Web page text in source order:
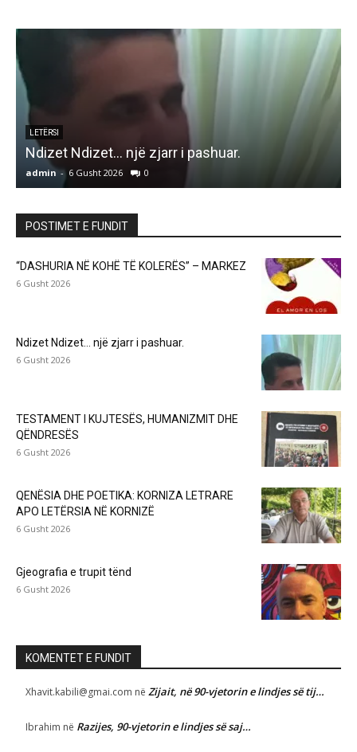
LETËRSI
Ndizet Ndizet… një zjarr i pashuar.
admin - 6 Gusht 2026 0
POSTIMET E FUNDIT
“DASHURIA NË KOHË TË KOLERËS” – MARKEZ
6 Gusht 2026
Ndizet Ndizet… një zjarr i pashuar.
6 Gusht 2026
TESTAMENT I KUJTESËS, HUMANIZMIT DHE
QËNDRESËS
6 Gusht 2026
QENËSIA DHE POETIKA: KORNIZA LETRARE
APO LETËRSIA NË KORNIZË
6 Gusht 2026
Gjeografia e trupit tënd
6 Gusht 2026
KOMENTET E FUNDIT
Xhavit.kabili@gmai.com në Zijait, në 90-vjetorin e lindjes së tij…
Ibrahim në Razijes, 90-vjetorin e lindjes së saj…